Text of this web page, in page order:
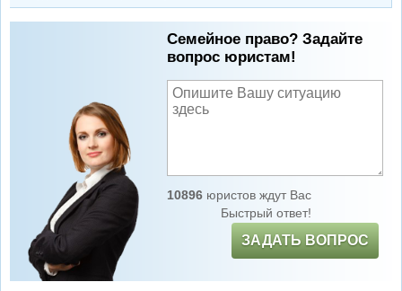
Семейное право? Задайте
вопрос юристам!
10896юристов ждут Вас
Быстрый ответ!
ЗАДАТЬ ВОПРОС